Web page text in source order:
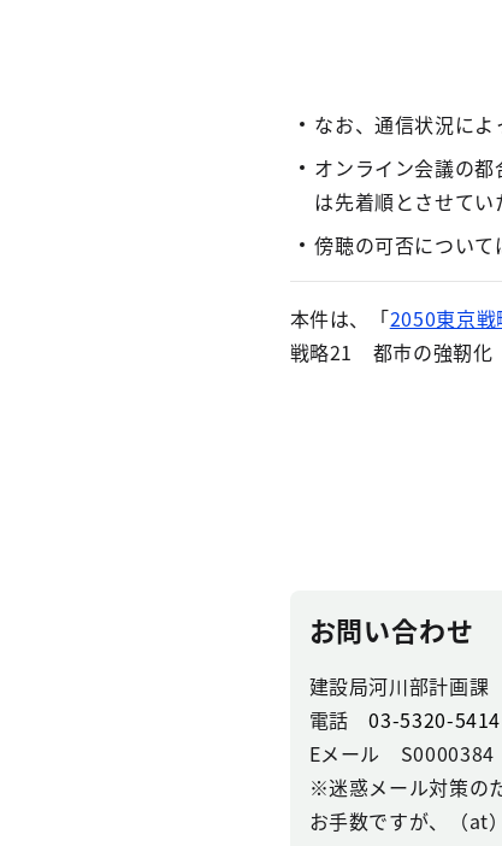
なお、通信状況によ
オンライン会議の
は先着順とさせてい
傍聴の可否について
本件は、「2050東京戦
戦略21 都市の強靭化
お問い合わせ
建設局河川部計画課
電話03-5320-5414
Eメール
※迷惑メール対策の
お手数ですが、（at